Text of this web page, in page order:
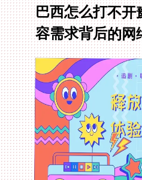
巴西怎么打不
容需求背后的网